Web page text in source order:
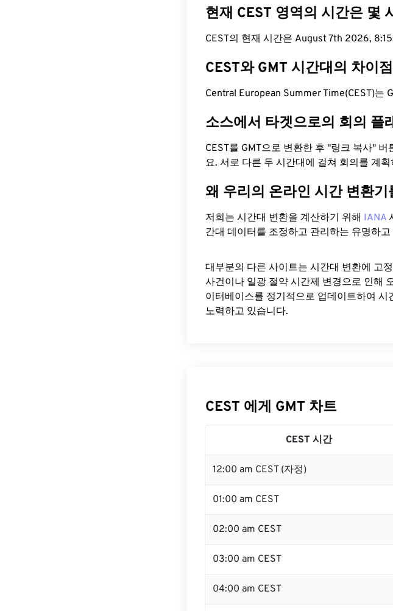
현재 CEST 영역의 시간은 몇
CEST의 현재 시간은 August 7th 2026,
CEST와 GMT 시간대의 차이
Central European Summer Time(CEST)는
소스에서 타겟으로의 회의 플
CEST를 GMT으로 변환한 후 "링크 복사"
요. 서로 다른 두 시간대에 걸쳐 회의를 계
왜 우리의 온라인 시간 변환
저희는 시간대 변환을 계산하기 위해 IANA
간대 데이터를 조정하고 관리하는 유명하
대부분의 다른 사이트는 시간대 변환에 ​​고
사건이나 일광 절약 시간제 변경으로 인해
이터베이스를 정기적으로 업데이트하여
노력하고 있습니다.
CEST 에게 GMT 차트
CEST 시간
12:00 am CEST (자정)
01:00 am CEST
02:00 am CEST
03:00 am CEST
04:00 am CEST